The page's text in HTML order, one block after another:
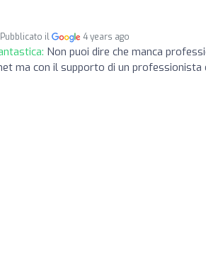
Pubblicato il 4 years ago
Non puoi dire che manca
ma con il supporto di un